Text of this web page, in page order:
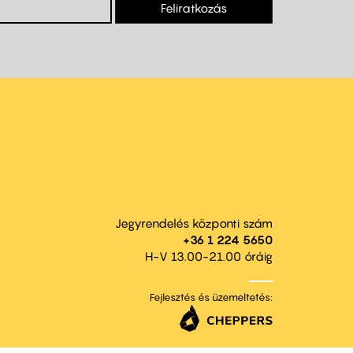
Feliratkozás
Jegyrendelés központi szám
+36 1 224 5650
H-V 13.00-21.00 óráig
Fejlesztés és üzemeltetés: